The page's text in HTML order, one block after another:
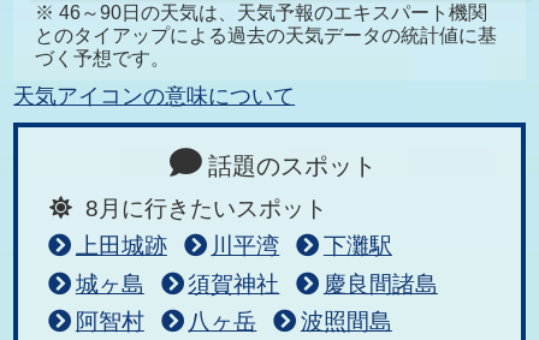
※ 46～90日の天気は、天気予報のエキスパート機関
とのタイアップによる過去の天気データの統計値に基
づく予想です。
天気アイコンの意味について
話題のスポット
8月に行きたいスポット
上田城跡
川平湾
下灘駅
城ヶ島
須賀神社
慶良間諸島
阿智村
八ヶ岳
波照間島